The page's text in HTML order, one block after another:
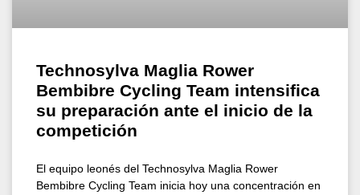
Technosylva Maglia Rower
Bembibre Cycling Team intensifica
su preparación ante el inicio de la
competición
El equipo leonés del Technosylva Maglia Rower
Bembibre Cycling Team inicia hoy una concentración en